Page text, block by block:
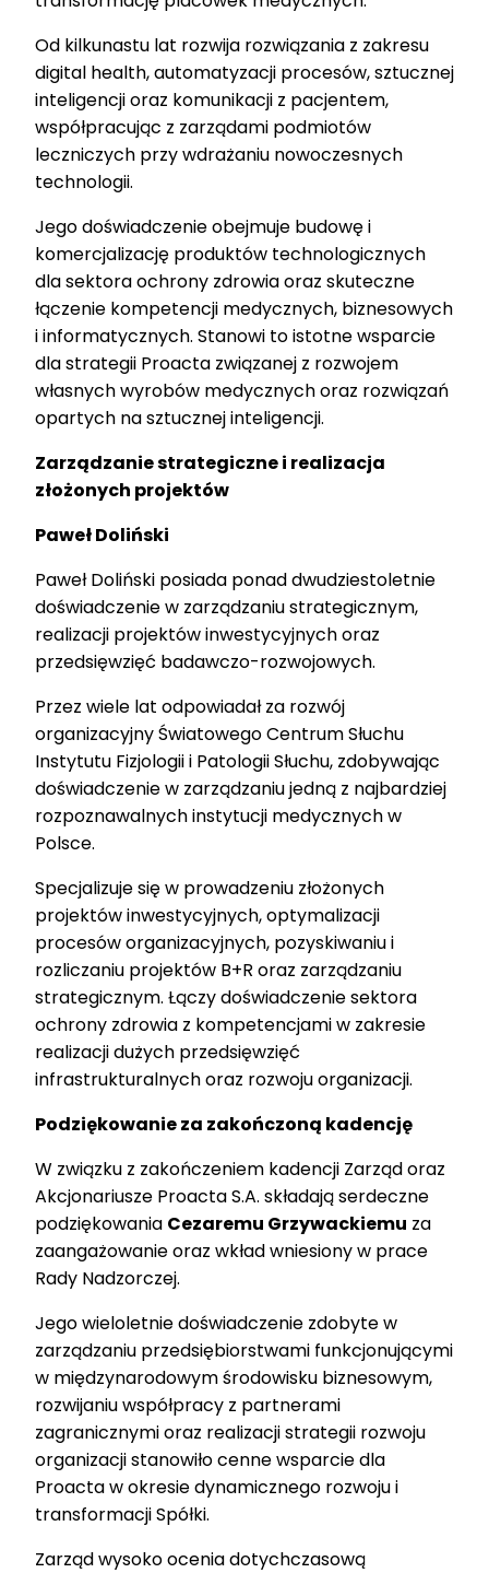
Od kilkunastu lat rozwija rozwiązania z zakresu
digital health, automatyzacji procesów, sztucznej
inteligencji oraz komunikacji z pacjentem,
współpracując z zarządami podmiotów
leczniczych przy wdrażaniu nowoczesnych
technologii.
Jego doświadczenie obejmuje budowę i
komercjalizację produktów technologicznych
dla sektora ochrony zdrowia oraz skuteczne
łączenie kompetencji medycznych, biznesowych
i informatycznych. Stanowi to istotne wsparcie
dla strategii Proacta związanej z rozwojem
własnych wyrobów medycznych oraz rozwiązań
opartych na sztucznej inteligencji.
Zarządzanie strategiczne i realizacja
złożonych projektów
Paweł Doliński
Paweł Doliński posiada ponad dwudziestoletnie
doświadczenie w zarządzaniu strategicznym,
realizacji projektów inwestycyjnych oraz
przedsięwzięć badawczo-rozwojowych.
Przez wiele lat odpowiadał za rozwój
organizacyjny Światowego Centrum Słuchu
Instytutu Fizjologii i Patologii Słuchu, zdobywając
doświadczenie w zarządzaniu jedną z najbardziej
rozpoznawalnych instytucji medycznych w
Polsce.
Specjalizuje się w prowadzeniu złożonych
projektów inwestycyjnych, optymalizacji
procesów organizacyjnych, pozyskiwaniu i
rozliczaniu projektów B+R oraz zarządzaniu
strategicznym. Łączy doświadczenie sektora
ochrony zdrowia z kompetencjami w zakresie
realizacji dużych przedsięwzięć
infrastrukturalnych oraz rozwoju organizacji.
Podziękowanie za zakończoną kadencję
W związku z zakończeniem kadencji Zarząd oraz
Akcjonariusze Proacta S.A. składają serdeczne
podziękowania Cezaremu Grzywackiemu za
zaangażowanie oraz wkład wniesiony w prace
Rady Nadzorczej.
Jego wieloletnie doświadczenie zdobyte w
zarządzaniu przedsiębiorstwami funkcjonującymi
w międzynarodowym środowisku biznesowym,
rozwijaniu współpracy z partnerami
zagranicznymi oraz realizacji strategii rozwoju
organizacji stanowiło cenne wsparcie dla
Proacta w okresie dynamicznego rozwoju i
transformacji Spółki.
Zarząd wysoko ocenia dotychczasową